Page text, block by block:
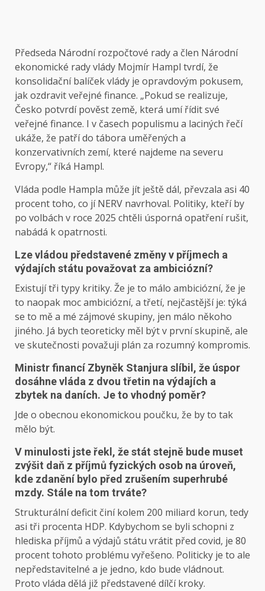
Předseda Národní rozpočtové rady a člen Národní
ekonomické rady vlády Mojmír Hampl tvrdí, že
konsolidační balíček vlády je opravdovým pokusem,
jak ozdravit veřejné finance. „Pokud se realizuje,
Česko potvrdí pověst země, která umí řídit své
veřejné finance. I v časech populismu a laciných řečí
ukáže, že patří do tábora uměřených a
konzervativních zemí, které najdeme na severu
Evropy,“ říká Hampl.
Vláda podle Hampla může jít ještě dál, převzala asi 40
procent toho, co jí NERV navrhoval. Politiky, kteří by
po volbách v roce 2025 chtěli úsporná opatření rušit,
nabádá k opatrnosti.
Lze vládou představené změny v příjmech a
výdajích státu považovat za ambiciózní?
Existují tři typy kritiky. Že je to málo ambiciózní, že je
to naopak moc ambiciózní, a třetí, nejčastější je: týká
se to mě a mé zájmové skupiny, jen málo někoho
jiného. Já bych teoreticky měl být v první skupině, ale
ve skutečnosti považuji plán za rozumný kompromis.
Ministr financí Zbyněk Stanjura slíbil, že úspor
dosáhne vláda z dvou třetin na výdajích a
zbytek na daních. Je to vhodný poměr?
Jde o obecnou ekonomickou poučku, že by to tak
mělo být.
V minulosti jste řekl, že stát stejně bude muset
zvýšit daň z příjmů fyzických osob na úroveň,
kde zdanění bylo před zrušením superhrubé
mzdy. Stále na tom trváte?
Strukturální deficit činí kolem 200 miliard korun, tedy
asi tři procenta HDP. Kdybychom se byli schopni z
hlediska pří­jmů a výdajů státu vrátit před covid, je 80
procent tohoto problému vyřešeno. Politicky je to ale
nepředstavitelné a je jedno, kdo bude vládnout.
Proto vláda dělá již představené dílčí kroky.